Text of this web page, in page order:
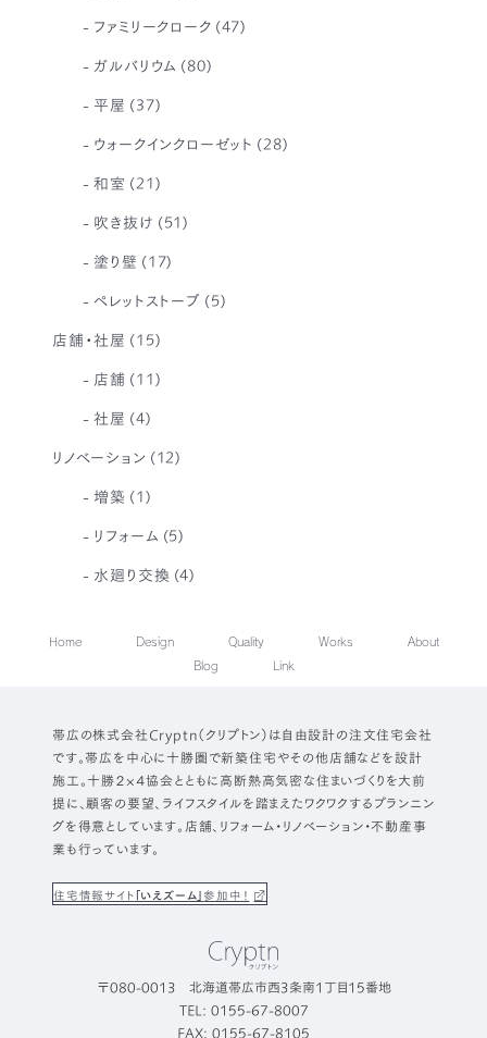
ファミリークローク (47)
ガルバリウム (80)
平屋 (37)
ウォークインクローゼット (28)
和室 (21)
吹き抜け (51)
塗り壁 (17)
ペレットストーブ (5)
店舗・社屋 (15)
店舗 (11)
社屋 (4)
リノベーション (12)
増築 (1)
リフォーム (5)
水廻り交換 (4)
Home Design Quality Works
About
Blog
Link
帯広の株式会社Cryptn（クリプトン）は自由設計の注文住宅会社
です。帯広を中心に十勝圏で新築住宅やその他店舗などを設計
施工。十勝２×４協会とともに高断熱高気密な住まいづくりを大前
提に、顧客の要望、ライフスタイルを踏まえたワクワクするプランニン
グを得意としています。店舗、リフォーム・リノベーション・不動産事
業も行っています。
住宅情報サイト「いえズーム」参加中！
〒080-0013 北海道帯広市西3条南1丁目15番地
TEL: 0155-67-8007
FAX: 0155-67-8105